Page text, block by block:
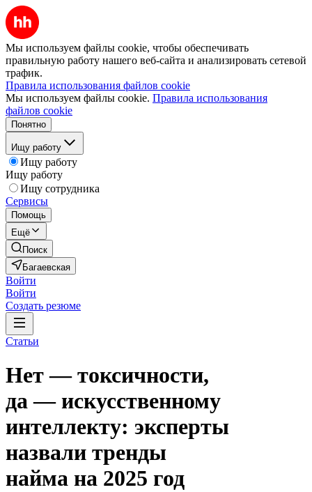
Мы используем файлы cookie, чтобы обеспечивать
правильную работу нашего веб-сайта и анализировать сетевой
трафик.
Правила использования файлов cookie
Мы используем файлы cookie. Правила использования
файлов cookie
Понятно
Ищу работу
Ищу работу
Ищу работу
Ищу сотрудника
Сервисы
Помощь
Ещё
Поиск
Багаевская
Войти
Войти
Создать резюме
Статьи
Нет — токсичности,
да — искусственному
интеллекту: эксперты
назвали тренды
найма на 2025 год